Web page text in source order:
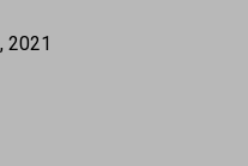
2021